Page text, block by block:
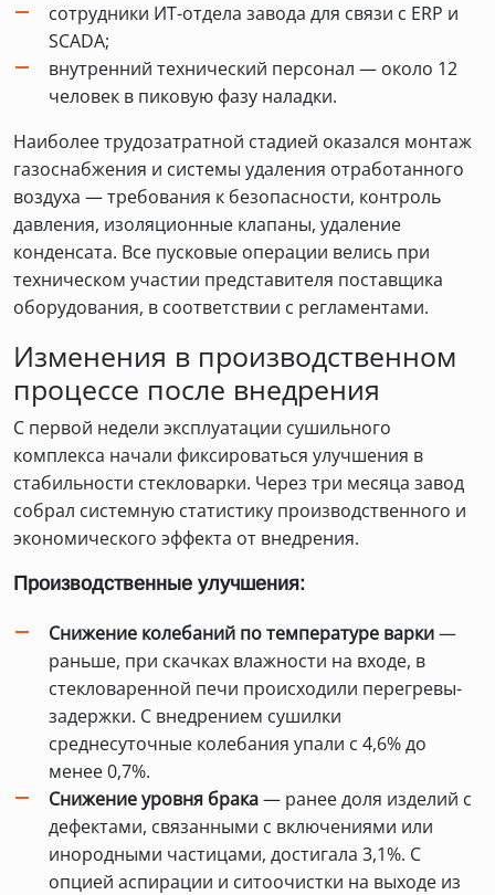
сотрудники ИТ-отдела завода для связи с ERP и
SCADA;
внутренний технический персонал — около 12
человек в пиковую фазу наладки.
Наиболее трудозатратной стадией оказался монтаж
газоснабжения и системы удаления отработанного
воздуха — требования к безопасности, контроль
давления, изоляционные клапаны, удаление
конденсата. Все пусковые операции велись при
техническом участии представителя поставщика
оборудования, в соответствии с регламентами.
Изменения в производственном
процессе после внедрения
С первой недели эксплуатации сушильного
комплекса начали фиксироваться улучшения в
стабильности стекловарки. Через три месяца завод
собрал системную статистику производственного и
экономического эффекта от внедрения.
Производственные улучшения:
Снижение колебаний по температуре варки—
раньше, при скачках влажности на входе, в
стекловаренной печи происходили перегревы-
задержки. С внедрением сушилки
среднесуточные колебания упали с 4,6% до
менее 0,7%.
Снижение уровня брака— ранее доля изделий с
дефектами, связанными с включениями или
инородными частицами, достигала 3,1%. С
опцией аспирации и ситоочистки на выходе из